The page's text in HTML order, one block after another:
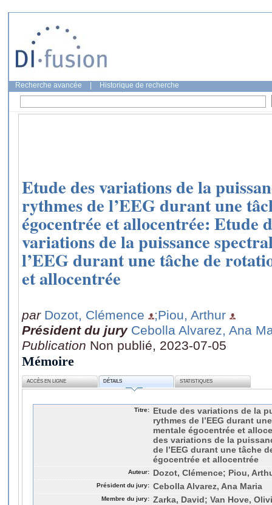
Recherche avancée Historique de recherche
Etude des variations de la
rythmes de l’EEG durant une
égocentrée et allocentrée: Etude
variations de la puissance
l’EEG durant une tâche de
et allocentrée
par Dozot, Clémence
;Piou, Arthur
Président du jury Cebolla Alvarez, Ana
Publication Non publié, 2023-07-05
Mémoire
ACCÈS EN LIGNE DÉTAILS STATISTIQUES
Titre:
Etude des variations de la
rythmes de l’EEG durant
mentale égocentrée et
des variations de la
de l’EEG durant une tâche
égocentrée et allocentrée
Auteur: Dozot, Clémence; Piou,
Président du jury: Cebolla Alvarez, Ana Maria
Membre du jury: Zarka, David; Van Hove,